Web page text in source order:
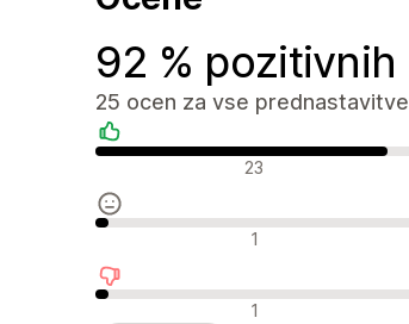
92 % pozitivnih
25 ocen za vse prednastavitve
Pozitivne ocene 23
Nevtralne ocene 1
Negativne ocene 1